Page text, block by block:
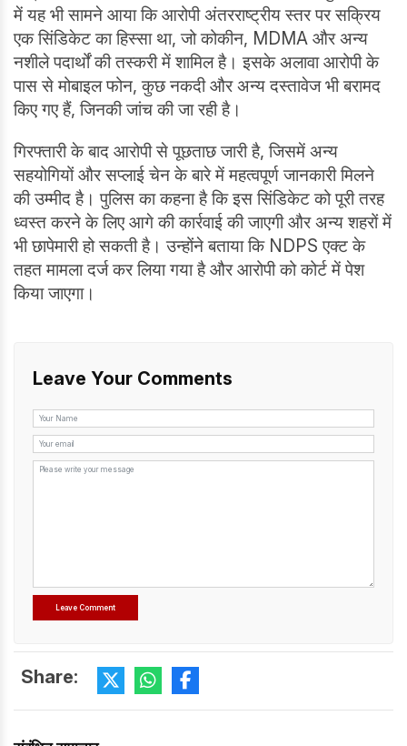
में यह भी सामने आया कि आरोपी अंतरराष्ट्रीय स्तर पर सक्रिय
एक सिंडिकेट का हिस्सा था, जो कोकीन, MDMA और अन्य
नशीले पदार्थों की तस्करी में शामिल है। इसके अलावा आरोपी के
पास से मोबाइल फोन, कुछ नकदी और अन्य दस्तावेज भी बरामद
किए गए हैं, जिनकी जांच की जा रही है।
गिरफ्तारी के बाद आरोपी से पूछताछ जारी है, जिसमें अन्य
सहयोगियों और सप्लाई चेन के बारे में महत्वपूर्ण जानकारी मिलने
की उम्मीद है। पुलिस का कहना है कि इस सिंडिकेट को पूरी तरह
ध्वस्त करने के लिए आगे की कार्रवाई की जाएगी और अन्य शहरों में
भी छापेमारी हो सकती है। उन्होंने बताया कि NDPS एक्ट के
तहत मामला दर्ज कर लिया गया है और आरोपी को कोर्ट में पेश
किया जाएगा।
Leave Your Comments
Share: